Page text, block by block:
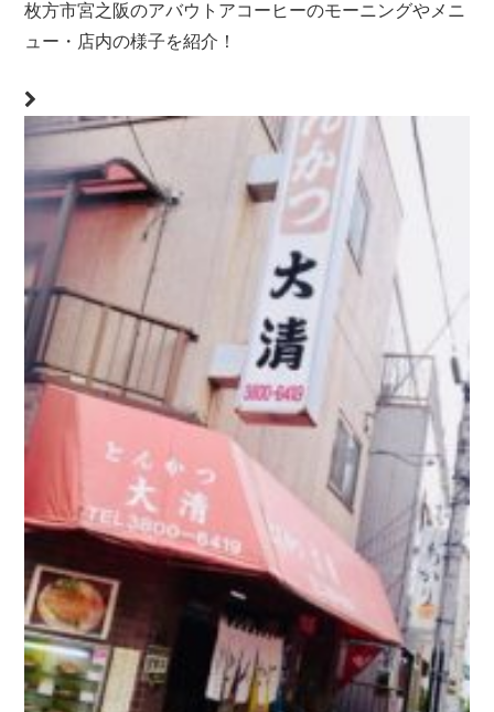
枚方市宮之阪のアバウトアコーヒーのモーニングやメニ
ュー・店内の様子を紹介！